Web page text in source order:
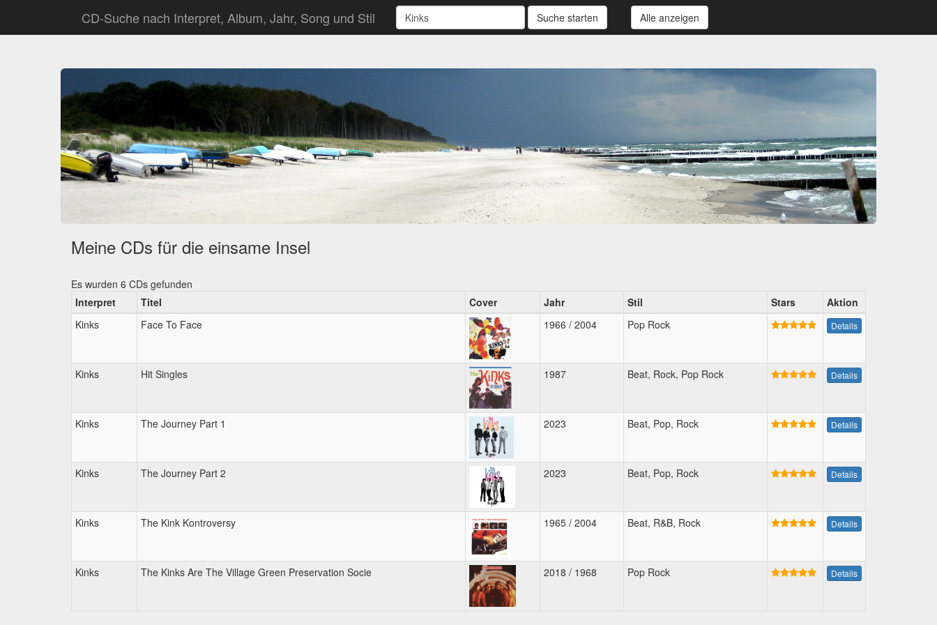
CD-Suche nach Interpret, Album, Jahr, Song und Stil Suche starten Alle anzeigen
Meine CDs für die einsame Insel
Es wurden 6 CDs gefunden
Interpret
Titel Cover Jahr Stil Stars
Aktion
Kinks
Face To Face 1966 / 2004 Pop Rock Details
Kinks Hit Singles 1987 Beat, Rock, Pop Rock Details
Kinks The Journey Part 1 2023 Beat, Pop, Rock Details
Kinks The Journey Part 2 2023 Beat, Pop, Rock Details
Kinks The Kink Kontroversy 1965 / 2004 Beat, R&B, Rock Details
Kinks The Kinks Are The Village Green Preservation Socie 2018 / 1968 Pop Rock Details